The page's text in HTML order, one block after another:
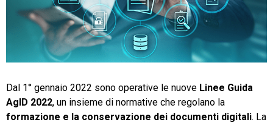
TeamSystem Corporate
Dal 1° gennaio 2022 sono operative le nuove Linee Guida
AgID 2022, un insieme di normative che regolano la
formazione e la conservazione dei documenti digitali. La